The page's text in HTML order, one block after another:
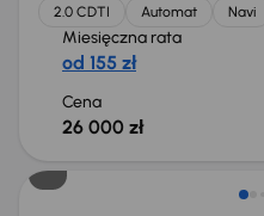
2.0 CDTI Automat Navi
Miesięczna rata
od 155 zł
Cena
26 000 zł
Taniej o 500 zł